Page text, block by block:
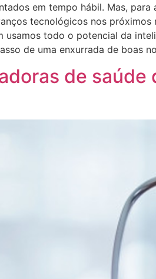
em tempo hábil. Mas,
tecnológicos nos próximos
usamos todo o potencial da
de uma enxurrada de boas
de